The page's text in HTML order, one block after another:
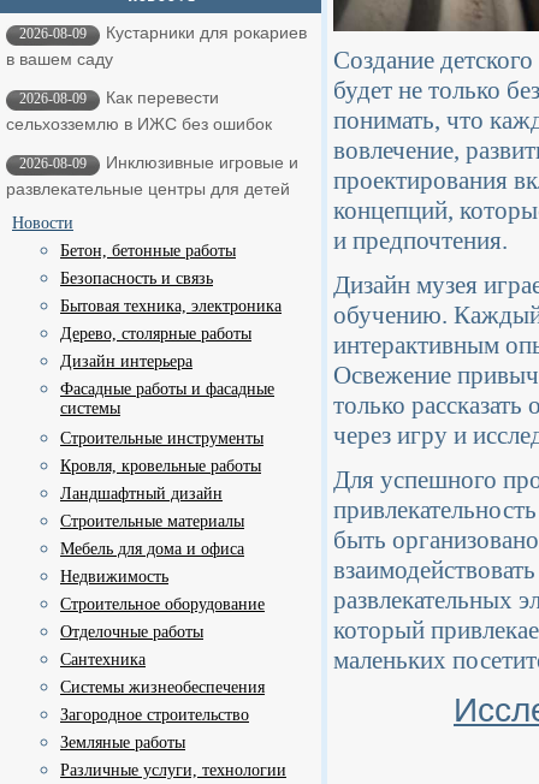
2026-08-09
Кустарники для рокариев
в вашем саду
2026-08-09
Как перевести
сельхозземлю в ИЖС без ошибок
2026-08-09
Инклюзивные игровые и
развлекательные центры для детей
Новости
Бетон, бетонные работы
Безопасность и связь
Бытовая техника, электроника
Дерево, столярные работы
Дизайн интерьера
Фасадные работы и фасадные
системы
Строительные инструменты
Кровля, кровельные работы
Ландшафтный дизайн
Строительные материалы
Мебель для дома и офиса
Недвижимость
Строительное оборудование
Отделочные работы
Сантехника
Системы жизнеобеспечения
Загородное строительство
Земляные работы
Различные услуги, технологии
Создание
будет не только
понимать, что
вовлечение,
проектирования
концепций,
и предпочтения.
Дизайн музея
обучению. Каждый
интерактивным
Освежение
только
через игру и
Для успешного
быть
развлекательных
который
маленьких